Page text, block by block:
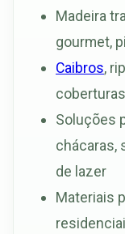
Madeira
gourmet,
Caibros,
Soluções
chácaras,
de lazer
Materiais